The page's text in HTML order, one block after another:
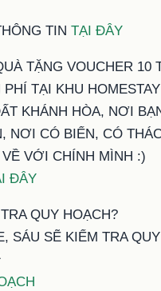
TIN TẠI ĐÂY
TẶNG VOUCHER 10
TẠI KHU
KHÁNH HÒA, NƠI
NƠI CÓ BIỂN, CÓ
VỚI CHÍNH MÌNH :)
ĐÂY
QUY HOẠCH?
SÁU SẼ KIỂM TRA